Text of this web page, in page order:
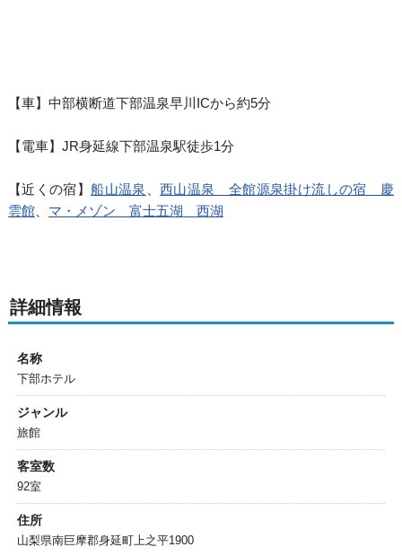
【車】中部横断道下部温泉早川ICから約5分
【電車】JR身延線下部温泉駅徒歩1分
【近くの宿】船山温泉 、西山温泉 全館源泉掛け流しの宿 慶
雲館、 マ・メゾン 富士五湖 西湖
詳細情報
名称
下部ホテル
ジャンル
旅館
客室数
92室
住所
山梨県南巨摩郡身延町上之平1900